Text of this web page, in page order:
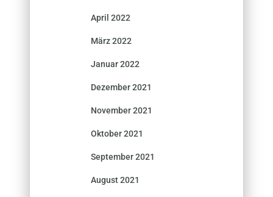
April 2022
März 2022
Januar 2022
Dezember 2021
November 2021
Oktober 2021
September 2021
August 2021